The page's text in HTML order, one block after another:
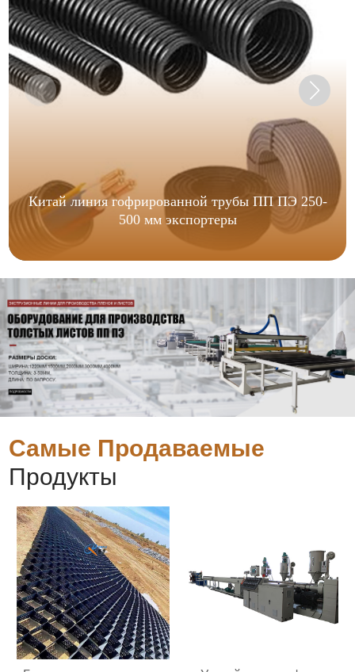
Китай линия гофрированной трубы ПП ПЭ 250-
500 мм экспортеры
Самые Продаваемые
Продукты